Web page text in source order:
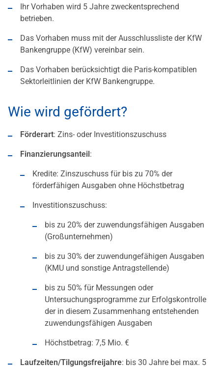
Ihr Vorhaben wird 5 Jahre zweckentsprechend
betrieben.
Das Vorhaben muss mit der Ausschlussliste der KfW
Bankengruppe (KfW) vereinbar sein.
Das Vorhaben berücksichtigt die Paris-kompatiblen
Sektorleitlinien der KfW Bankengruppe.
Wie wird gefördert?
Förderart: Zins- oder Investitionszuschuss
Finanzierungsanteil :
Kredite: Zinszuschuss für bis zu 70% der
förderfähigen Ausgaben ohne Höchstbetrag
Investitionszuschuss:
bis zu 20% der zuwendungsfähigen Ausgaben
(Großunternehmen)
bis zu 30% der zuwendungefähigen Ausgaben
(KMU und sonstige Antragstellende)
bis zu 50% für Messungen oder
Untersuchungsprogramme zur Erfolgskontrolle
der in diesem Zusammenhang entstehenden
zuwendungsfähigen Ausgaben
Höchstbetrag: 7,5 Mio. €
Laufzeiten/Tilgungsfreijahre: bis 30 Jahre bei max. 5